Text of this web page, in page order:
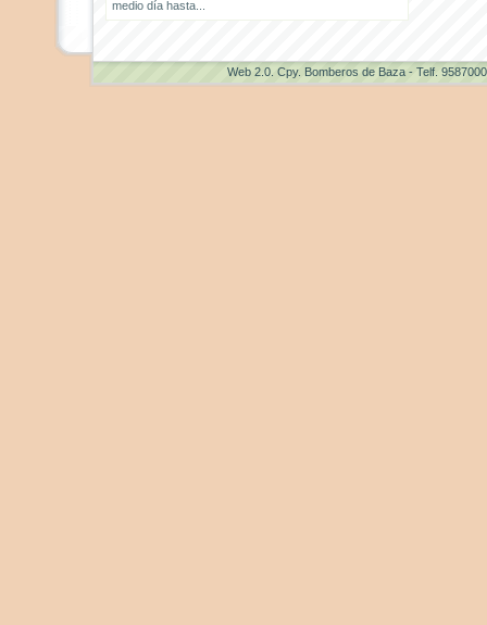
medio día hasta...
Web 2.0 . Cpy. Bomberos de Baza - Telf.